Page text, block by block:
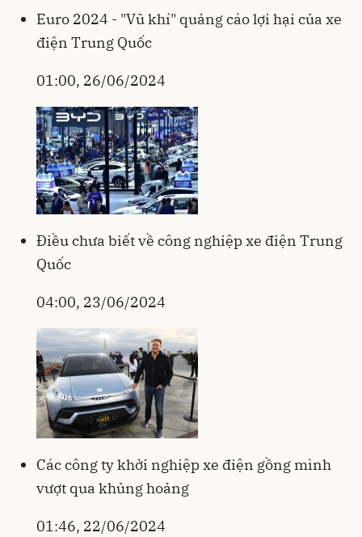
Euro 2024 - "Vũ khí" quảng cáo lợi hại của xe
điện Trung Quốc
01:00, 26/06/2024
Điều chưa biết về công nghiệp xe điện Trung
Quốc
04:00, 23/06/2024
Các công ty khởi nghiệp xe điện gồng mình
vượt qua khủng hoảng
01:46, 22/06/2024